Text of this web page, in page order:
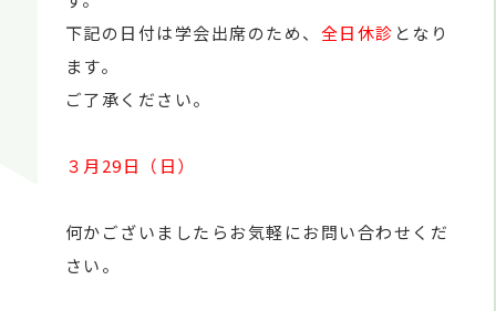
下記の日付は学会出席のため、 全日休診 となり
ます。
ご了承ください。
３月29日（日）
何かございましたらお気軽にお問い合わせくだ
さい。